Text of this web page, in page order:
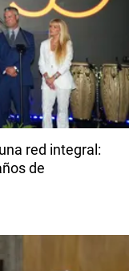
red integral:
de